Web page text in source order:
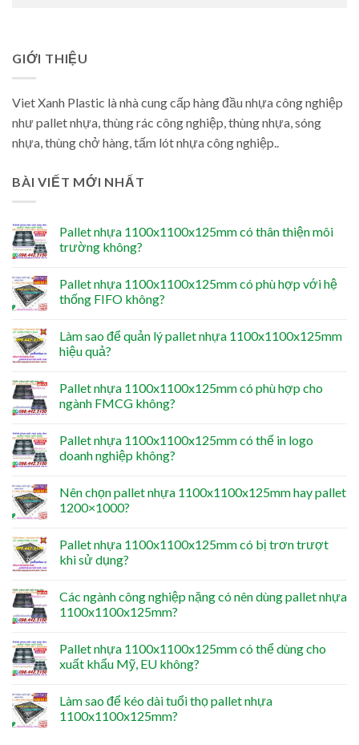
GIỚI THIỆU
Viet Xanh Plastic là nhà cung cấp hàng đầu nhựa công nghiệp
như pallet nhựa, thùng rác công nghiệp, thùng nhựa, sóng
nhựa, thùng chở hàng, tấm lót nhựa công nghiệp..
BÀI VIẾT MỚI NHẤT
Pallet nhựa 1100x1100x125mm có thân thiện môi
trường không?
Pallet nhựa 1100x1100x125mm có phù hợp với hệ
thống FIFO không?
Làm sao để quản lý pallet nhựa 1100x1100x125mm
hiệu quả?
Pallet nhựa 1100x1100x125mm có phù hợp cho
ngành FMCG không?
Pallet nhựa 1100x1100x125mm có thể in logo
doanh nghiệp không?
Nên chọn pallet nhựa 1100x1100x125mm hay pallet
1200×1000?
Pallet nhựa 1100x1100x125mm có bị trơn trượt
khi sử dụng?
Các ngành công nghiệp nặng có nên dùng pallet nhựa
1100x1100x125mm?
Pallet nhựa 1100x1100x125mm có thể dùng cho
xuất khẩu Mỹ, EU không?
Làm sao để kéo dài tuổi thọ pallet nhựa
1100x1100x125mm?